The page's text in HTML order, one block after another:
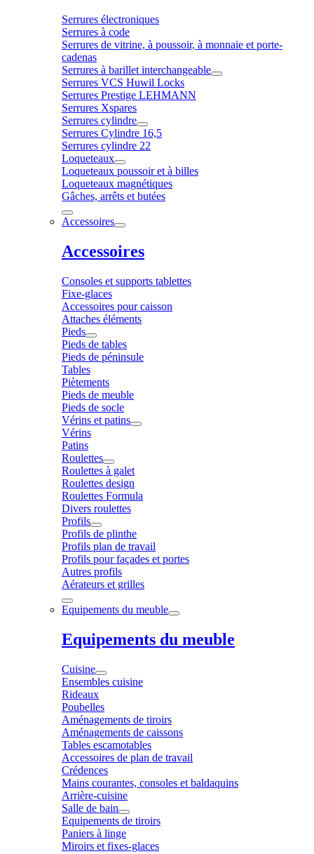
Serrures électroniques
Serrures à code
Serrures de vitrine, à poussoir, à monnaie et porte-
cadenas
Serrures à barillet interchangeable
Serrures VCS Huwil Locks
Serrures Prestige LEHMANN
Serrures Xspares
Serrures cylindre
Serrures Cylindre 16,5
Serrures cylindre 22
Loqueteaux
Loqueteaux poussoir et à billes
Loqueteaux magnétiques
Gâches, arrêts et butées
Accessoires
Accessoires
Consoles et supports tablettes
Fixe-glaces
Accessoires pour caisson
Attaches éléments
Pieds
Pieds de tables
Pieds de péninsule
Tables
Piètements
Pieds de meuble
Pieds de socle
Vérins et patins
Vérins
Patins
Roulettes
Roulettes à galet
Roulettes design
Roulettes Formula
Divers roulettes
Profils
Profils de plinthe
Profils plan de travail
Profils pour façades et portes
Autres profils
Aérateurs et grilles
Equipements du meuble
Equipements du meuble
Cuisine
Ensembles cuisine
Rideaux
Poubelles
Aménagements de tiroirs
Aménagements de caissons
Tables escamotables
Accessoires de plan de travail
Crédences
Mains courantes, consoles et baldaquins
Arrière-cuisine
Salle de bain
Equipements de tiroirs
Paniers à linge
Miroirs et fixes-glaces